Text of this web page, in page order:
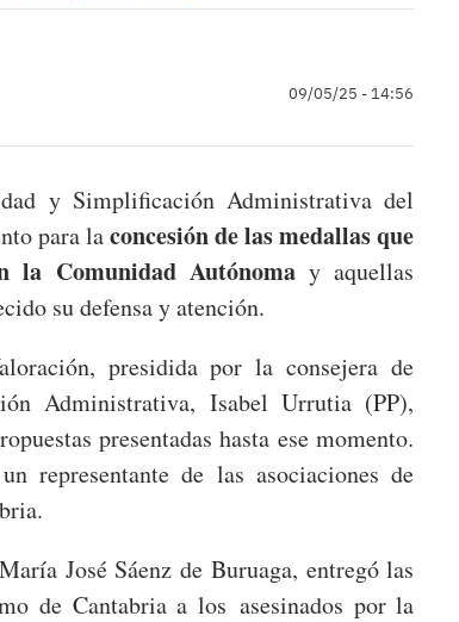
09/05/25 - 14:56
y Simplificación Administrativa del
para laconcesión de las medallas que
la Comunidad Autónomay aquellas
su defensa y atención.
presidida por la consejera de
Administrativa, Isabel Urrutia (PP),
presentadas hasta ese momento.
representante de las asociaciones de
José Sáenz de Buruaga, entregó las
de Cantabria a los asesinados por la